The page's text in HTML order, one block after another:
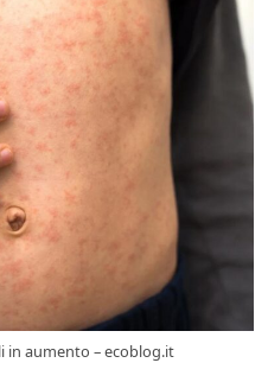
in aumento – ecoblog.it